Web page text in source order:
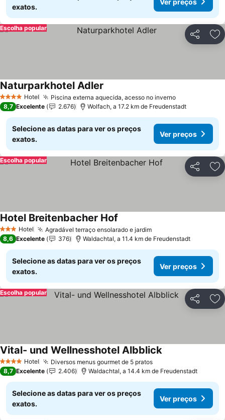
exatos.
Partilhar
Escolha popular
4 EstrelasHotel Piscina externa aquecida, acesso no inverno
Naturparkhotel Adler
8,7 Excelente 2.676 Wolfach, a 17.2 km de Freudenstadt
Selecione as datas para ver os preços
exatos.
Ver preços
Partilhar
Escolha popular
3 EstrelasHotel Agradável terraço ensolarado e jardim
Hotel Breitenbacher Hof
8,6 Excelente 376 Waldachtal, a 11.4 km de Freudenstadt
Selecione as datas para ver os preços
exatos.
Ver preços
Partilhar
Escolha popular
4 EstrelasHotel Diversos menus gourmet de 5 pratos
Vital- und Wellnesshotel Albblick
8,7 Excelente 2.406 Waldachtal, a 14.4 km de Freudenstadt
Selecione as datas para ver os preços
exatos.
Ver preços